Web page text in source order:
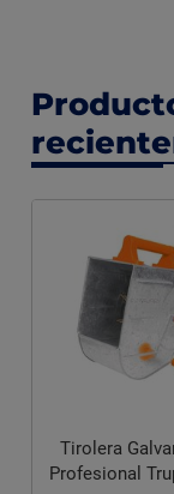
Tirolera
Profesional